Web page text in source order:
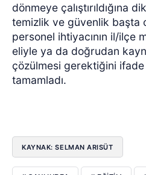
dönmeye çalıştırıldığına
temizlik ve güvenlik başta
personel ihtiyacının il/ilçe
eliyle ya da doğrudan
çözülmesi gerektiğini
tamamladı.
KAYNAK: SELMAN ARISÜT